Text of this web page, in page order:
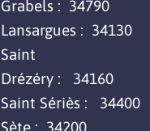
Grabels : 34790
Lansargues : 34130
Saint
Drézéry :
34160
Saint Sériès :
34400
Sète : 34200